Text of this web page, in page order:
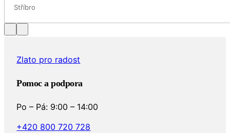
Stříbro
Zlato pro radost
Pomoc a podpora
Po – Pá: 9:00 – 14:00
+420 800 720 728